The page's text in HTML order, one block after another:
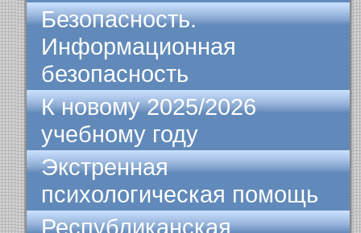
Безопасность.
Информационная
безопасность
К новому 2025/2026
учебному году
Экстренная
психологическая помощь
Республиканская